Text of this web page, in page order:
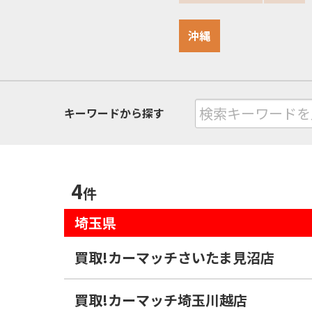
沖縄
キーワードから探す
4件
埼玉県
買取!カーマッチさいたま見沼店
買取!カーマッチ埼玉川越店